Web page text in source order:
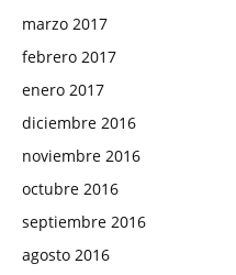
marzo 2017
febrero 2017
enero 2017
diciembre 2016
noviembre 2016
octubre 2016
septiembre 2016
agosto 2016